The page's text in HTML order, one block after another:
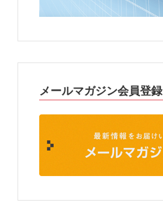
メールマガジン会員登録